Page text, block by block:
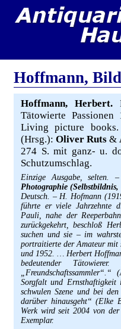
Hoffmann,
Hoffmann, Herbert.
Tätowierte
Living picture
(Hrsg.):Oliver Ruts &
274 S. mit ganz- u.
Schutzumschlag.
Einzige Ausgabe, selten. –
Photographie
Deutsch. – H. Hofmann
führte er viele Jahrzehnte
Pauli, nahe der
zurückgekehrt, beschloß
suchen und sie – im
portraitierte der Amateur mit
und 1952. … Herbert
bedeutender
Sorgfalt und Ernsthaftigkeit
schwulen Szene und bei
darüber hinausgeht“ (Elke
Werk wird seit 2004 von
Exemplar.